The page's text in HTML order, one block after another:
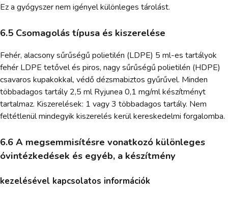
Ez a gyógyszer nem igényel különleges tárolást.
6.5 Csomagolás típusa és kiszerelése
Fehér, alacsony sűrűségű polietilén (LDPE) 5 ml-es tartályok
fehér LDPE tetővel és piros, nagy sűrűségű polietilén (HDPE)
csavaros kupakokkal, védő dézsmabiztos gyűrűvel. Minden
többadagos tartály 2,5 ml Ryjunea 0,1 mg/ml készítményt
tartalmaz. Kiszerelések: 1 vagy 3 többadagos tartály. Nem
feltétlenül mindegyik kiszerelés kerül kereskedelmi forgalomba.
6.6 A megsemmisítésre vonatkozó különleges
óvintézkedések és egyéb, a készítmény
kezelésével kapcsolatos információk